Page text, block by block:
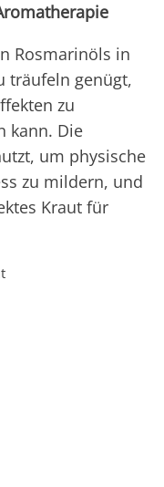
Rosmarinöls in
träufeln genügt,
zu
kann. Die
um physische
zu mildern, und
Kraut für